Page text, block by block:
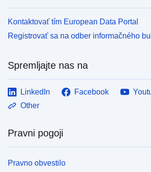
Kontaktovať tím European Data Portal
Registrovať sa na odber informačného
Spremljajte nas na
LinkedIn Facebook
Other
Pravni pogoji
Pravno obvestilo